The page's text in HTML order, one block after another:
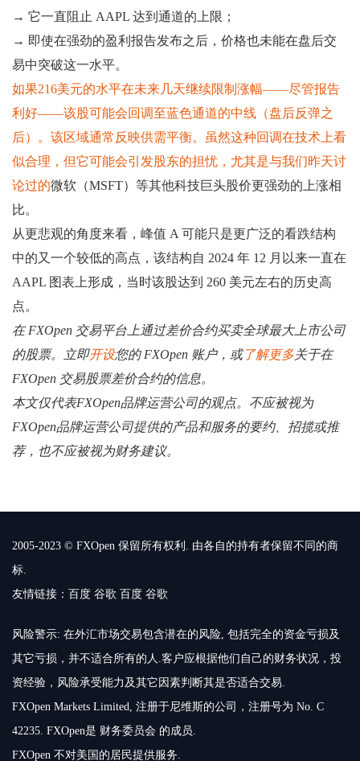
→ 它一直阻止 AAPL 达到通道的上限；
→ 即使在强劲的盈利报告发布之后，价格也未能在盘后交
易中突破这一水平。
如果216美元的水平在未来几天继续限制涨幅——尽管报告
利好——该股可能会回调至蓝色通道的中线（盘后反弹之
后）。该区域通常反映供需平衡。虽然这种回调在技术上看
似合理，但它可能会引发股东的担忧，尤其是与我们昨天讨
论过的微软（MSFT）等其他科技巨头股价更强劲的上涨相
比。
从更悲观的角度来看，峰值 A 可能只是更广泛的看跌结构
中的又一个较低的高点，该结构自 2024 年 12 月以来一直在
AAPL 图表上形成，当时该股达到 260 美元左右的历史高
点。
在 FXOpen 交易平台上通过差价合约买卖全球最大上市公司
的股票。立即开设您的 FXOpen 账户，或了解更多关于在
FXOpen 交易股票差价合约的信息。
本文仅代表FXOpen品牌运营公司的观点。不应被视为
FXOpen品牌运营公司提供的产品和服务的要约、招揽或推
荐，也不应被视为财务建议。
2005-2023 © FXOpen 保留所有权利. 由各自的持有者保留不同的商
标.
友情链接： 百度 谷歌 百度 谷歌
风险警示: 在外汇市场交易包含潜在的风险, 包括完全的资金亏损及
其它亏损，并不适合所有的人.客户应根据他们自己的财务状况，投
资经验，风险承受能力及其它因素判断其是否适合交易.
FXOpen Markets Limited, 注册于尼维斯的公司，注册号为 No. C
42235. FXOpen是 财务委员会 的成员.
FXOpen 不对美国的居民提供服务.